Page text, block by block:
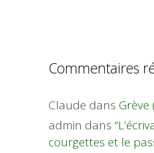
Commentaires
Claude dans Grève
admin dans
courgettes et le